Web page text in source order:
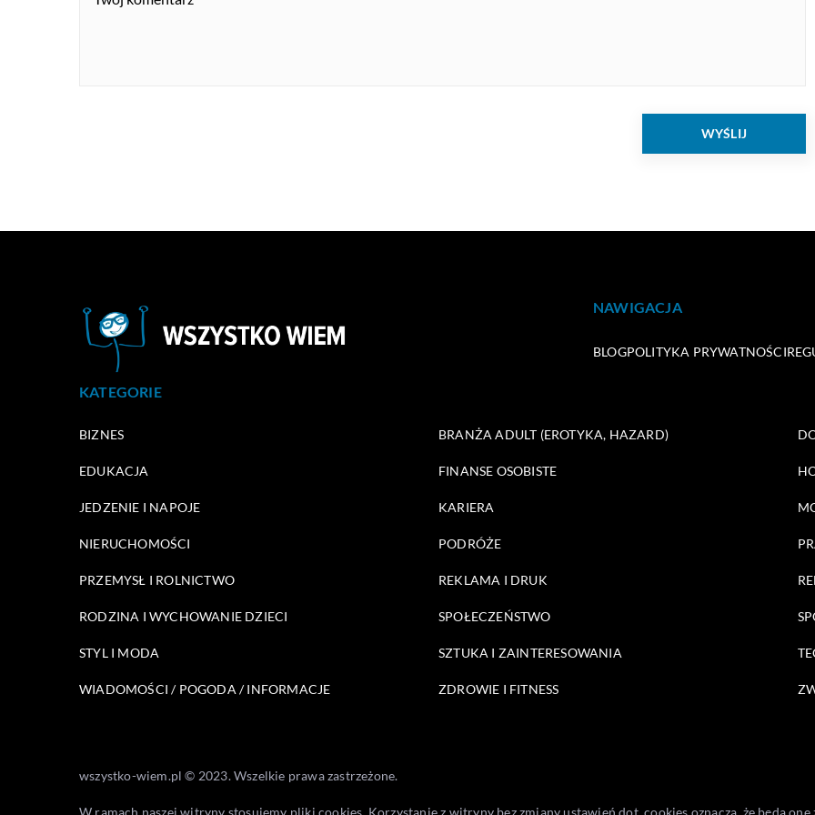
NAWIGACJA
BLOGPOLITYKA PRYWATNOŚCI
KATEGORIE
BIZNES BRANŻA ADULT (EROTYKA, HAZARD)
EDUKACJA FINANSE OSOBISTE
JEDZENIE I NAPOJE KARIERA
NIERUCHOMOŚCI PODRÓŻE
PRZEMYSŁ I ROLNICTWO REKLAMA I DRUK
RODZINA I WYCHOWANIE DZIECI SPOŁECZEŃSTWO
STYL I MODA SZTUKA I ZAINTERESOWANIA
WIADOMOŚCI / POGODA / INFORMACJE ZDROWIE I FITNESS
wszystko-wiem.pl © 2023. Wszelkie prawa zastrzeżone.